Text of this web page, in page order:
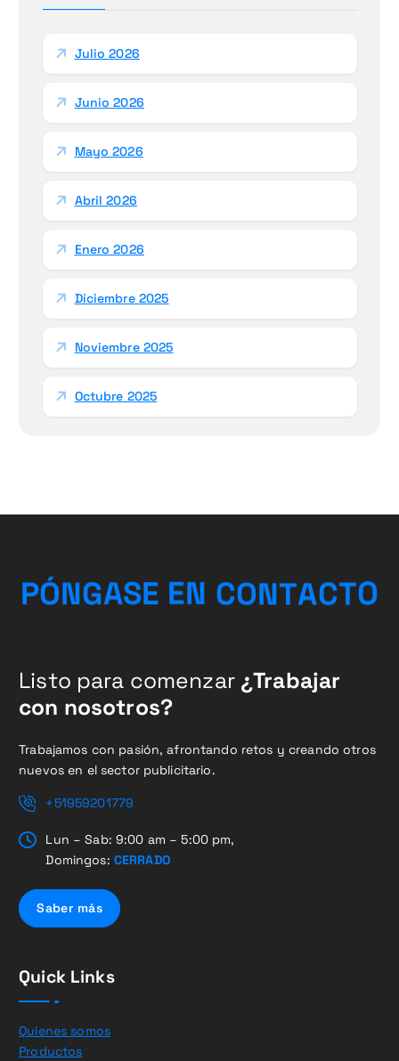
Julio 2026
Junio 2026
Mayo 2026
Abril 2026
Enero 2026
Diciembre 2025
Noviembre 2025
Octubre 2025
PÓNGASE EN CONTACTO
Listo para comenzar¿Trabajar
con nosotros?
Trabajamos con pasión, afrontando retos y creando otros
nuevos en el sector publicitario.
+51959201779
Lun – Sab: 9:00 am – 5:00 pm,
Domingos: CERRADO
Saber más
Quick Links
Quienes somos
Productos